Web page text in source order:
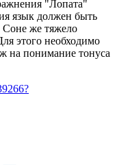
"Лопата"
язык должен быть
же тяжело
этого необходимо
на понимание тонуса